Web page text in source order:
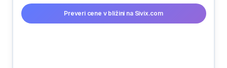
Preveri cene v bližini na Sivix.com